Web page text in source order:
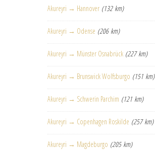
Akureyri → Hannover (132 km)
Akureyri → Odense (206 km)
Akureyri → Münster Osnabrück (227 km)
Akureyri → Brunswick Wolfsburgo (151 km)
Akureyri → Schwerin Parchim (121 km)
Akureyri → Copenhagen Roskilde (257 km)
Akureyri → Magdeburgo (205 km)